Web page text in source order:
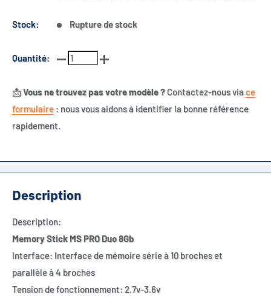
Stock: Rupture de stock
Quantité:
📩Vous ne trouvez pas votre modèle ?Contactez-nous viace
formulaire : nous vous aidons à identifier la bonne référence
rapidement.
Description
Description:
Memory Stick MS PRO Duo 8Gb
Interface: Interface de mémoire série à 10 broches et
parallèle à 4 broches
Tension de fonctionnement: 2.7v-3.6v